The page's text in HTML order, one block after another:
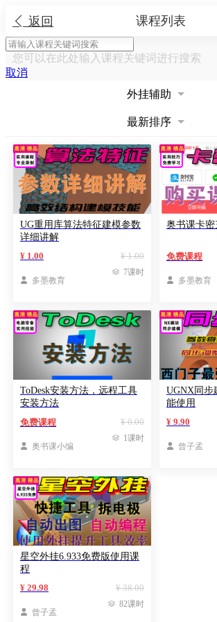
 返回 课程列表
您可以在此处输入课程关键词进行搜索
取消
外挂辅助
最新排序
UG重用库算法特征建模参数
详细讲解
¥ 1.00
¥ 1.00
 多墨教育
 7课时
奥书课卡
免费课程
 多墨教育
ToDesk安装方法，远程工具
安装方法
¥ 0.00
免费课程
 奥书课小编
 1课时
UGNX同步
能使用
¥ 9.90
 曾子孟
星空外挂6.933免费版使用课
程
¥ 38.00
¥ 29.98
 曾子孟
 82课时